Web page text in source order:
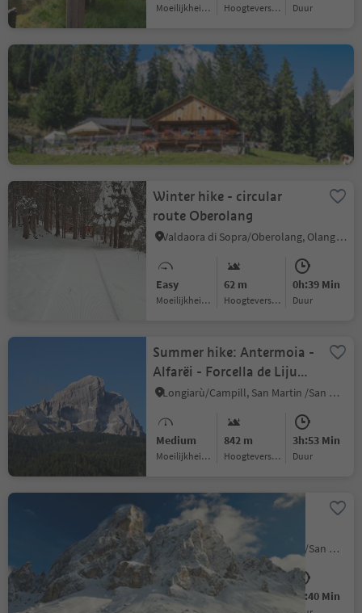
Moeilijkheidsgraad Hoogteverschil Duur
Hike to Bergeralm
Nove Case/Neunhäusern, Rasen-Antholz/Rasun Anterselva, Dolomites Region Kronplatz/Plan de Corones
Easy
Moeilijkheidsgraad
368 m
Hoogteverschil
1h:15 Min
Duur
Winter hike - circular
route Oberolang
Valdaora di Sopra/Oberolang, Olang/Valdaora, Dolomites Region Kronplatz/Plan de Corones
Easy
Moeilijkheidsgraad
62 m
Hoogteverschil
0h:39 Min
Duur
Summer hike: Antermoia -
Alfarëi - Forcella de Lijun -
Monte Muro - Antermoia
Longiarù/Campill, San Martin /San Martino, Dolomites Region Kronplatz/Plan de Corones
Medium
Moeilijkheidsgraad
842 m
Hoogteverschil
3h:53 Min
Duur
Passo delle Erbe: circular
trail
Longiarù/Campill, San Martin /San Martino, Dolomites Region Kronplatz/Plan de Corones
Medium 1h:40 Min